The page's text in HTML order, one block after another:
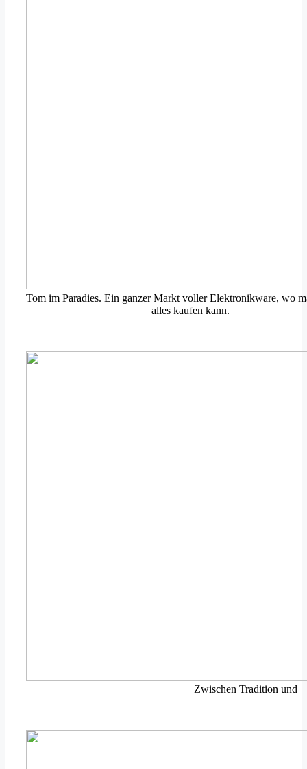
Tom im Paradies. Ein ganzer Markt voller Elektronikware, wo
alles kaufen kann.
Zwischen Tradition und